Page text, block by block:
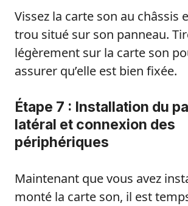
Vissez la carte son au châssis
trou situé sur son panneau.
légèrement sur la carte son
assurer qu’elle est bien fixée.
Étape 7 : Installation du
latéral et connexion des
périphériques
Maintenant que vous avez
monté la carte son, il est